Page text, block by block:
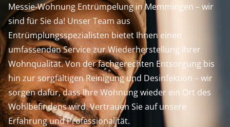
Messie-Wohnung Entrümpelung in Memmingen – wir
sind für Sie da! Unser Team aus
Entrümplungsspezialisten bietet Ihnen einen
umfassenden Service zur Wiederherstellung Ihrer
Wohnqualität. Von der fachgerechten Entsorgung bis
hin zur sorgfältigen Reinigung und Desinfektion – wir
sorgen dafür, dass Ihre Wohnung wieder ein Ort des
Wohlbefindens wird. Vertrauen Sie auf unsere
Erfahrung und Professionalität.